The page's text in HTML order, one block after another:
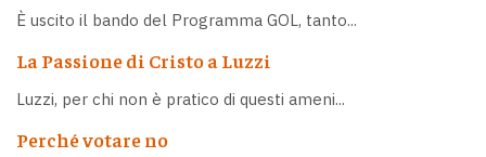
È uscito il bando del Programma GOL, tanto...
La Passione di Cristo a Luzzi
Luzzi, per chi non è pratico di questi ameni...
Perché votare no